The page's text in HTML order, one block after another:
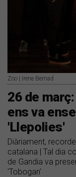
Zoo | Irene Bernad
26 de
ens va
'Llepolies'
Diàriament,
catalana | Tal dia
de Gandia va
'Tobogan'